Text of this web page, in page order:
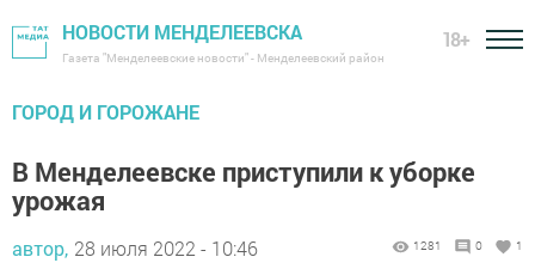
НОВОСТИ МЕНДЕЛЕЕВСКА
Газета "Менделеевские новости" - Менделеевский район
18+
ГОРОД И ГОРОЖАНЕ
В Менделеевске приступили к уборке
урожая
автор, 28 июля 2022 - 10:46 1281 0 1